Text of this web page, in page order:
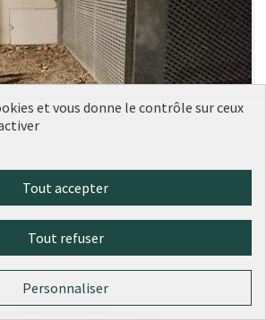
espaces
Veyet
Soumise
au vote
L'ECOLE VEYET
0
et vous donne le contrôle sur ceux
Tout accepter
Tout refuser
Personnaliser